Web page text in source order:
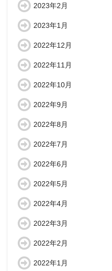
2023年2月
2023年1月
2022年12月
2022年11月
2022年10月
2022年9月
2022年8月
2022年7月
2022年6月
2022年5月
2022年4月
2022年3月
2022年2月
2022年1月